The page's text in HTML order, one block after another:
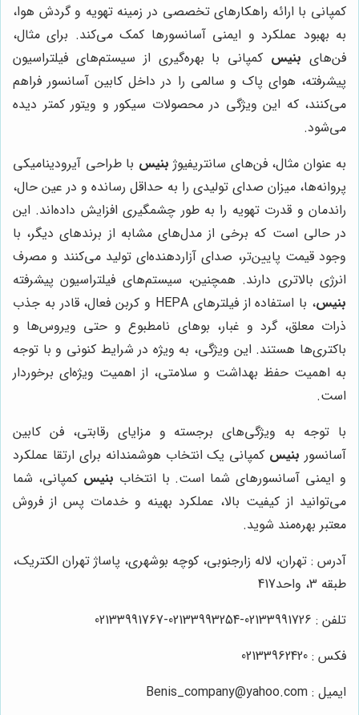
کمپانی با ارائه راهکارهای تخصصی در زمینه تهویه و گردش هوا،
به بهبود عملکرد و ایمنی آسانسورها کمک می‌کند. برای مثال،
فن‌های بنیس کمپانی با بهره‌گیری از سیستم‌های فیلتراسیون
پیشرفته، هوای پاک و سالمی را در داخل کابین آسانسور فراهم
می‌کنند، که این ویژگی در محصولات سیکور و ویتور کمتر دیده
می‌شود.
به عنوان مثال، فن‌های سانتریفیوژ بنیس با طراحی آیرودینامیکی
پروانه‌ها، میزان صدای تولیدی را به حداقل رسانده و در عین حال،
راندمان و قدرت تهویه را به طور چشمگیری افزایش داده‌اند. این
در حالی است که برخی از مدل‌های مشابه از برندهای دیگر، با
وجود قیمت پایین‌تر، صدای آزاردهنده‌ای تولید می‌کنند و مصرف
انرژی بالاتری دارند. همچنین، سیستم‌های فیلتراسیون پیشرفته
بنیس
، با استفاده از فیلترهای HEPA و کربن فعال، قادر به جذب
ذرات معلق، گرد و غبار، بوهای نامطبوع و حتی ویروس‌ها و
باکتری‌ها هستند. این ویژگی، به ویژه در شرایط کنونی و با توجه
به اهمیت حفظ بهداشت و سلامتی، از اهمیت ویژه‌ای برخوردار
است.
با توجه به ویژگی‌های برجسته و مزایای رقابتی، فن کابین
آسانسور بنیس کمپانی یک انتخاب هوشمندانه برای ارتقا عملکرد
و ایمنی آسانسورهای شما است. با انتخاب بنیس کمپانی، شما
می‌توانید از کیفیت بالا، عملکرد بهینه و خدمات پس از فروش
معتبر بهره‌مند شوید.
آدرس : تهران، لاله زارجنوبی، کوچه بوشهری، پاساژ تهران الکتریک،
طبقه 3، واحد417
تلفن : 02133991726-02133993254-02133991767
فکس : 02133962420
ایمیل : Benis_company@yahoo.com